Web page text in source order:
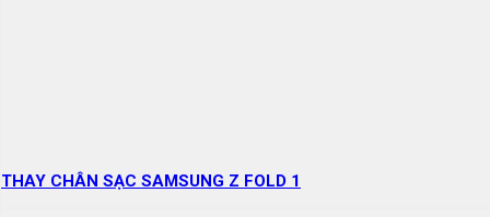
THAY CHÂN SẠC SAMSUNG Z FOLD 1